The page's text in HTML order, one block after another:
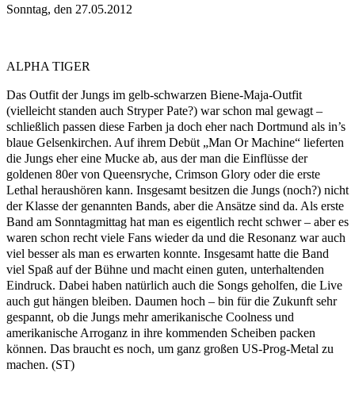
Sonntag, den 27.05.2012
ALPHA TIGER
Das Outfit der Jungs im gelb-schwarzen Biene-Maja-Outfit
(vielleicht standen auch Stryper Pate?) war schon mal gewagt –
schließlich passen diese Farben ja doch eher nach Dortmund als in’s
blaue Gelsenkirchen. Auf ihrem Debüt „Man Or Machine“ lieferten
die Jungs eher eine Mucke ab, aus der man die Einflüsse der
goldenen 80er von Queensryche, Crimson Glory oder die erste
Lethal heraushören kann. Insgesamt besitzen die Jungs (noch?) nicht
der Klasse der genannten Bands, aber die Ansätze sind da. Als erste
Band am Sonntagmittag hat man es eigentlich recht schwer – aber es
waren schon recht viele Fans wieder da und die Resonanz war auch
viel besser als man es erwarten konnte. Insgesamt hatte die Band
viel Spaß auf der Bühne und macht einen guten, unterhaltenden
Eindruck. Dabei haben natürlich auch die Songs geholfen, die Live
auch gut hängen bleiben. Daumen hoch – bin für die Zukunft sehr
gespannt, ob die Jungs mehr amerikanische Coolness und
amerikanische Arroganz in ihre kommenden Scheiben packen
können. Das braucht es noch, um ganz großen US-Prog-Metal zu
machen. (ST)